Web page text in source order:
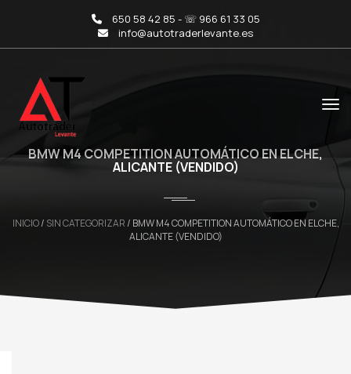
650 58 42 85 - ☏ 966 61 33 05
info@autotraderlevante.es
BMW M4 COMPETITION AUTOMÁTICO EN ELCHE,
ALICANTE (VENDIDO)
INICIO/ SIN CATEGORIZAR/ BMW M4 COMPETITION AUTOMÁTICO EN ELCHE,
ALICANTE (VENDIDO)